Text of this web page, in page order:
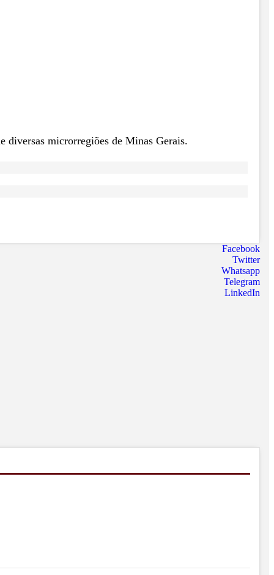
diversas microrregiões de Minas Gerais.
Facebook
Twitter
Whatsapp
Telegram
LinkedIn